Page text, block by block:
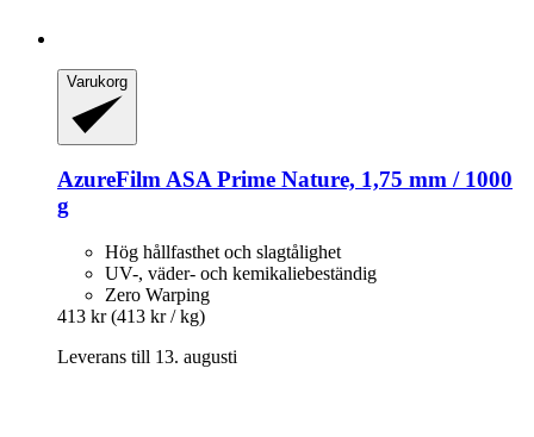
Varukorg
AzureFilmASA Prime Nature, 1,75 mm / 1000
g
Hög hållfasthet och slagtålighet
UV-, väder- och kemikaliebeständig
Zero Warping
413 kr (413 kr / kg)
Leverans till 13. augusti